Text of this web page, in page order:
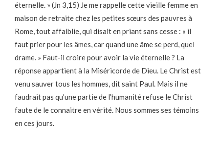
éternelle. » (Jn 3,15) Je me rappelle cette vieille femme en
maison de retraite chez les petites sœurs des pauvres à
Rome, tout affaiblie, qui disait en priant sans cesse : « il
faut prier pour les âmes, car quand une âme se perd, quel
drame. » Faut-il croire pour avoir la vie éternelle ? La
réponse appartient à la Miséricorde de Dieu. Le Christ est
venu sauver tous les hommes, dit saint Paul. Mais il ne
faudrait pas qu’une partie de l’humanité refuse le Christ
faute de le connaitre en vérité. Nous sommes ses témoins
en ces jours.